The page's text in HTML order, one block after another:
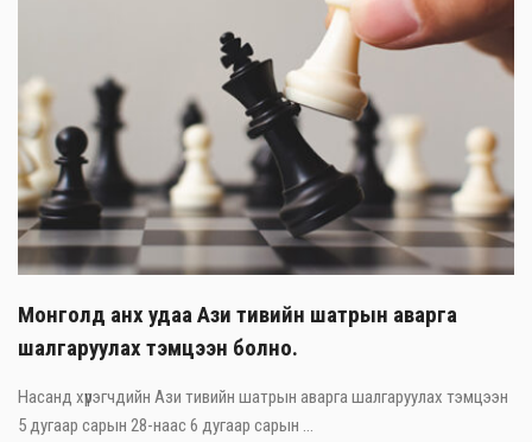
Монголд анх удаа Ази тивийн шатрын аварга
шалгаруулах тэмцээн болно.
Насанд хүрэгчдийн Ази тивийн шатрын аварга шалгаруулах тэмцээн
5 дугаар сарын 28-наас 6 дугаар сарын ...